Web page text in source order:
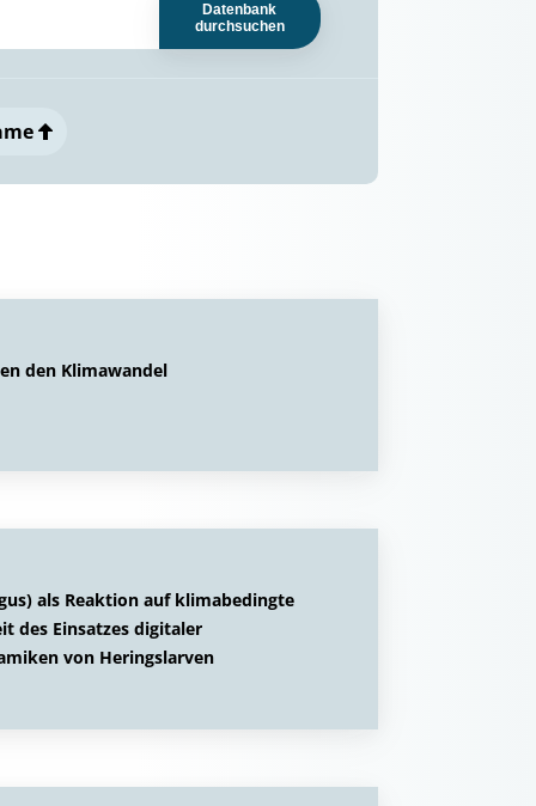
Datenbank
durchsuchen
den Klimawandel
als Reaktion auf klimabedingte
des Einsatzes digitaler
von Heringslarven